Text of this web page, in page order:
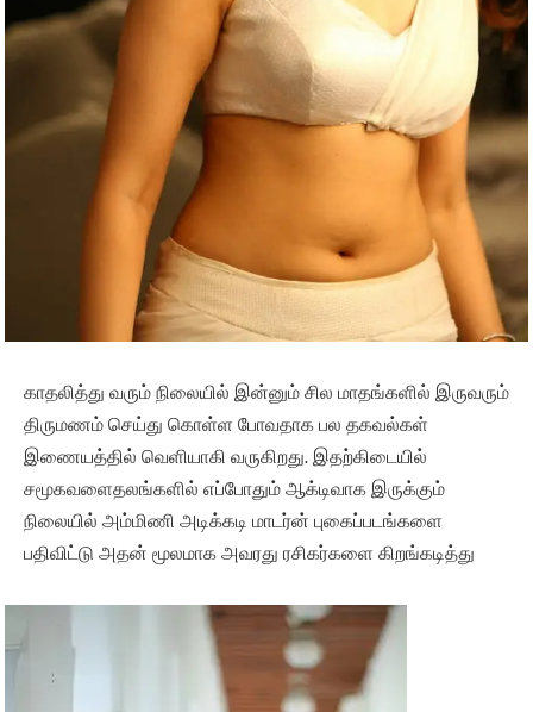
காதலித்து வரும் நிலையில் இன்னும் சில மாதங்களில் இருவரும்
திருமணம் செய்து கொள்ள போவதாக பல தகவல்கள்
இணையத்தில் வெளியாகி வருகிறது. இதற்கிடையில்
சமூகவளைதலங்களில் எப்போதும் ஆக்டிவாக இருக்கும்
நிலையில் அம்மிணி அடிக்கடி மாடர்ன் புகைப்படங்களை
பதிவிட்டு அதன் மூலமாக அவரது ரசிகர்களை கிறங்கடித்து